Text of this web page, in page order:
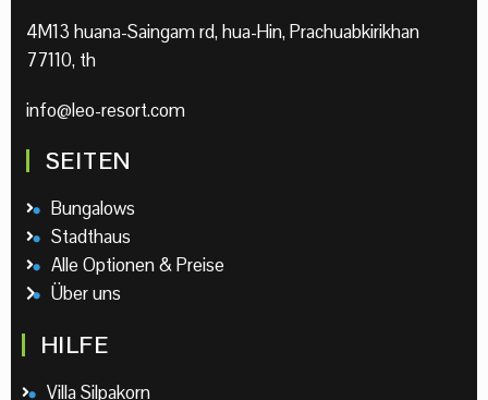
4M13 huana-Saingam rd, hua-Hin, Prachuabkirikhan
77110, th
info@leo-resort.com
SEITEN
Bungalows
Stadthaus
Alle Optionen & Preise
Über uns
HILFE
Villa Silpakorn